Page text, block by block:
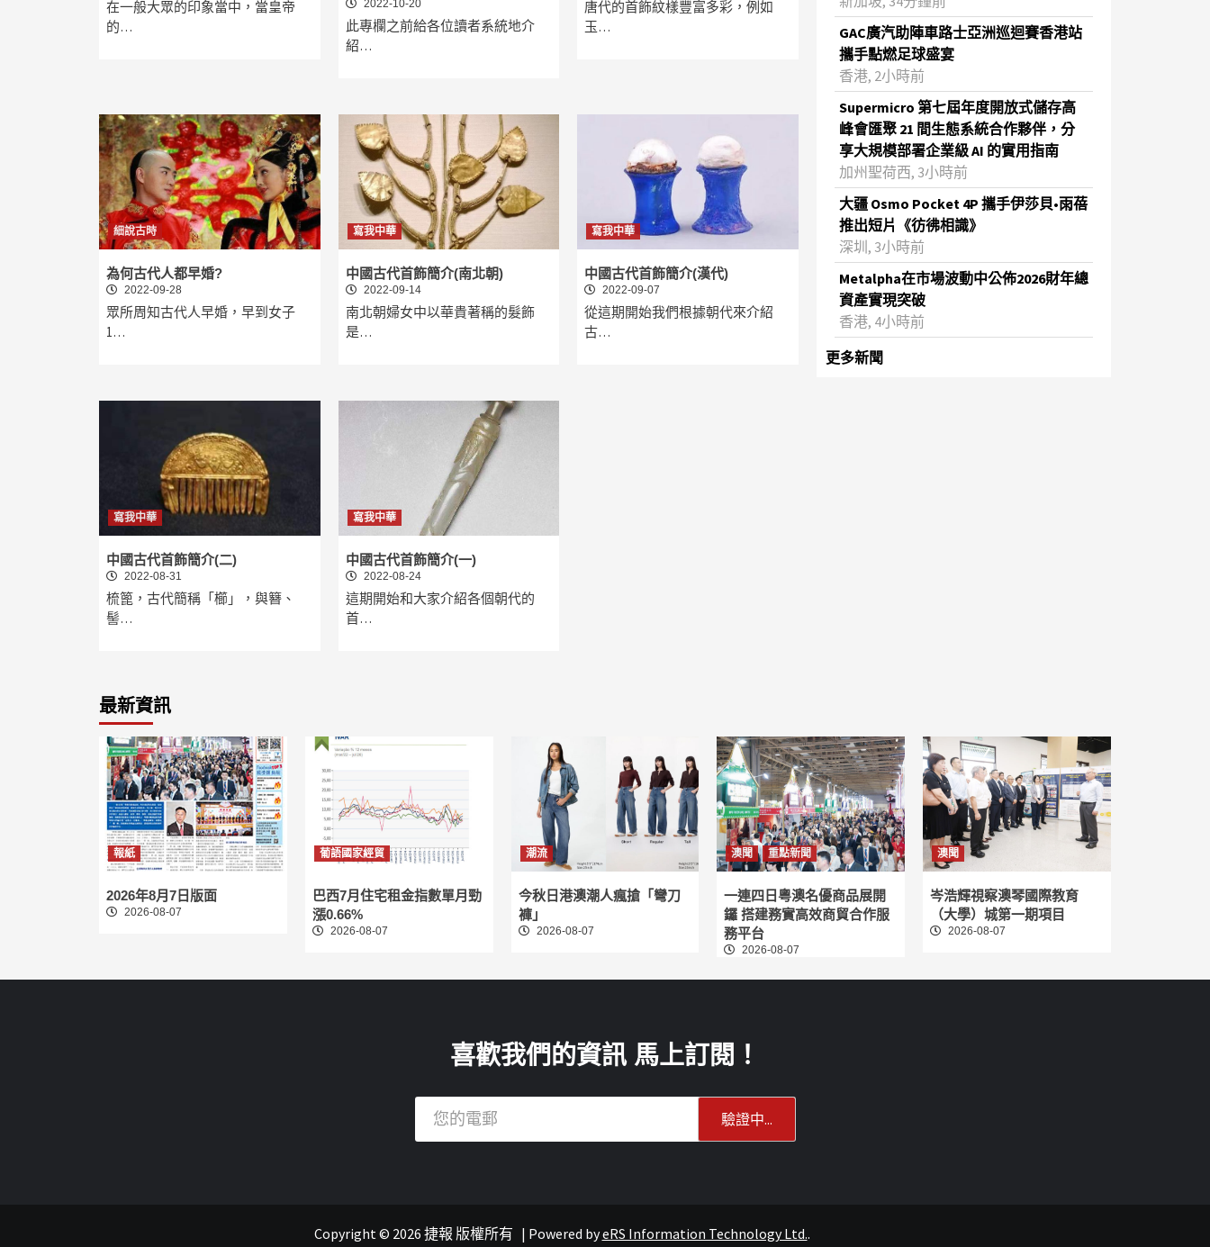
在一般大眾的印象當中，當皇帝
的…
2022-10-20
此專欄之前給各位讀者系統地介
紹…
唐代的首飾紋樣豐富多彩，例如
玉…
細說古時
為何古代人都早婚?
2022-09-28
眾所周知古代人早婚，早到女子
1…
寫我中華
中國古代首飾簡介(南北朝)
2022-09-14
南北朝婦女中以華貴著稱的髮飾
是…
寫我中華
中國古代首飾簡介(漢代)
2022-09-07
從這期開始我們根據朝代來介紹
古…
寫我中華
中國古代首飾簡介(二)
2022-08-31
梳篦，古代簡稱「櫛」，與簪、
髻…
寫我中華
中國古代首飾簡介(一)
2022-08-24
這期開始和大家介紹各個朝代的
首…
GAC廣汽助陣車路士亞洲巡迴賽香港站
攜手點燃足球盛宴
香港, 2小時前
Supermicro 第七屆年度開放式儲存高
峰會匯聚 21 間生態系統合作夥伴，分
享大規模部署企業級 AI 的實用指南
加州聖荷西, 3小時前
大疆 Osmo Pocket 4P 攜手伊莎貝•雨蓓
推出短片《彷彿相識》
深圳, 3小時前
Metalpha在市場波動中公佈2026財年總
資產實現突破
‌香港, 4小時前
更多新聞
最新資訊
報紙
2026年8月7日版面
2026-08-07
葡語國家經貿
巴西7月住宅租金指數單月勁
漲0.66%
2026-08-07
潮流
今秋日港澳潮人瘋搶「彎刀
褲」
2026-08-07
澳聞 重點新聞
一連四日粵澳名優商品展開
鑼 搭建務實高效商貿合作服
務平台
2026-08-07
澳聞
岑浩輝視察澳琴國際教育
（大學）城第一期項目
2026-08-07
喜歡我們的資訊 馬上訂閱！
Copyright © 2026 捷報 版權所有 | Powered byeRS Information Technology Ltd..